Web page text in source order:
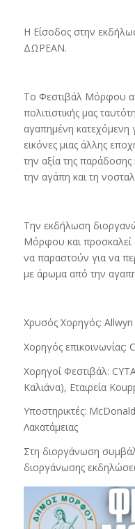
Η Είσοδος στην
ΔΩΡΕΑΝ.
Το Φεστιβάλ Μόρφου
πολιτιστικής μας
αγαπημένη κατεχόμενη
εικόνες μιας άλλης
την αξία της
την αγάπη και τη
Την εκδήλωση
Μόρφου και προσκαλεί
να παραστούν για να
με άρωμα από την
Χρυσός Χορηγός: Allwyn
Χορηγός επικοινωνίας:
Χορηγοί Φεστιβάλ:
Καλιάνα), Εταιρεία
Υποστηρικτές:
Λακατάμειας
Στη διοργάνωση
διοργάνωσης